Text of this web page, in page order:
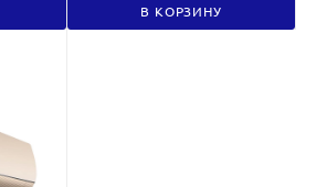
В КОРЗИНУ